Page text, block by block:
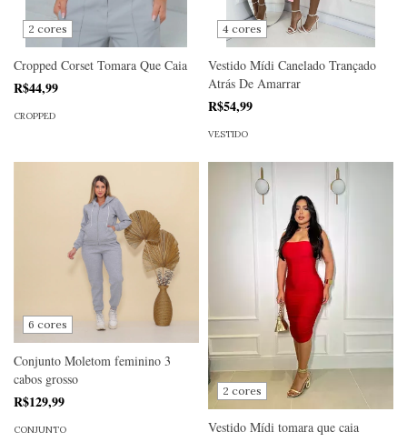
2 cores
Cropped Corset Tomara Que Caia
R$44,99
CROPPED
4 cores
Vestido Mídi Canelado Trançado
Atrás De Amarrar
R$54,99
VESTIDO
6 cores
Conjunto Moletom feminino 3
cabos grosso
R$129,99
CONJUNTO
2 cores
Vestido Mídi tomara que caia